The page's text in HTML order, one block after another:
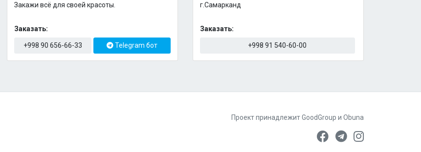
Закажи всё для своей красоты.
Заказать:
+998 90 656-66-33 Telegram бот
г.Самарканд
Заказать:
+998 91 540-60-00
Проект принадлежитGoodGroup и Obuna